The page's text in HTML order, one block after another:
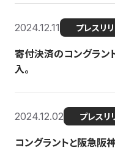
2024.12.11 プレスリ
寄付決済のコングラン
入。
2024.12.02 プレスリ
コングラントと阪急阪